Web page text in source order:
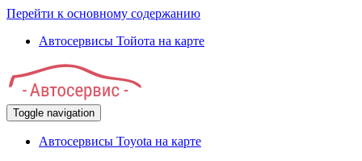
Перейти к основному содержанию
Автосервисы Тойота на карте
Toggle navigation
Автосервисы Toyota на карте